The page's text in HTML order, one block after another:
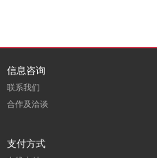
信息咨询
联系我们
合作及洽谈
支付方式